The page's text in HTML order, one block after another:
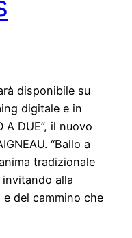
disponibile su
digitale e in
A DUE”, il nuovo
“Ballo a
tradizionale
alla
del cammino che